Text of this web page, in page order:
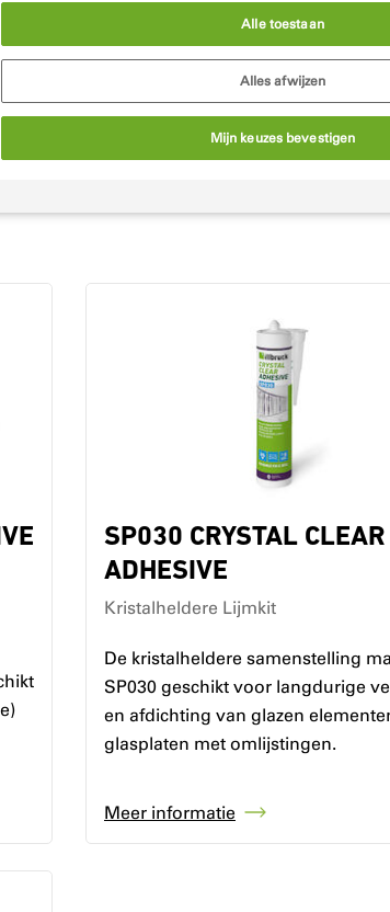
ADHESIVE
is een ecologisch alternatief
het verlijmen van folies voor het afdichten
SP030 CRYSTAL CLEAR
ADHESIVE
Kristalheldere Lijmkit
De kristalheldere samenstelling
SP030 geschikt voor langdurige
en afdichting van glazen
glasplaten met omlijstingen.
Meer informatie
Alle toestaan
Alles afwijzen
Mijn keuzes bevestigen